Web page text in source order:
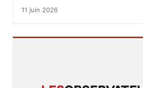
11 juin 2026